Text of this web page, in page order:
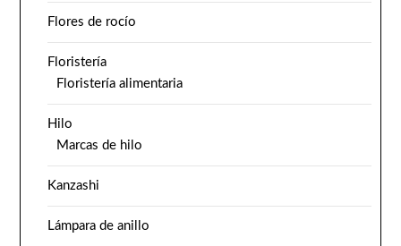
Flores de rocío
Floristería
Floristería alimentaria
Hilo
Marcas de hilo
Kanzashi
Lámpara de anillo